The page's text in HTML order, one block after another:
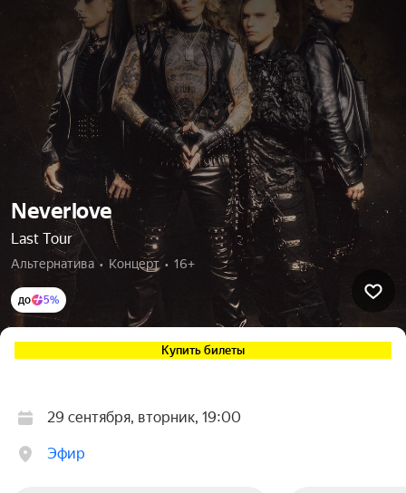
Neverlove
Last Tour
Альтернатива  •  Концерт  •  16+
до 5%
Купить билеты
29 сентября, вторник, 19:00
Эфир